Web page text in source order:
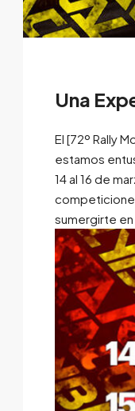
Una
El [72º Rally
estamos
14 al 16 de
sumergirte en